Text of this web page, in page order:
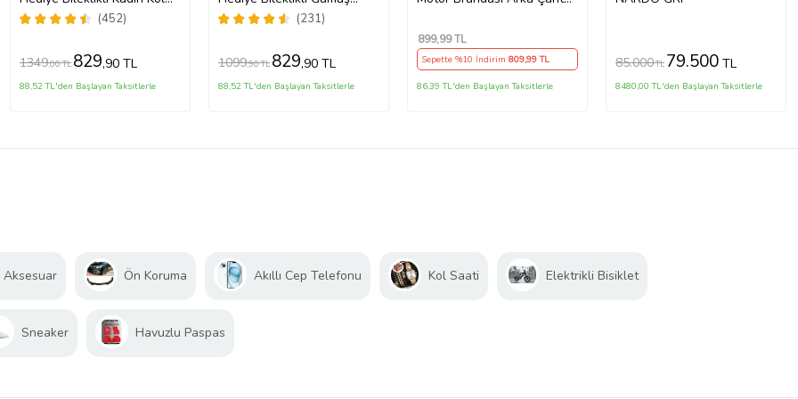
Saati Özel Kutusunda (Gold)
(452)
1349,00 TL 829,90 TL
88,52 TL'den Başlayan Taksitlerle
Kadın Kol Saati Özel
(231)
1099,90 TL 829,90 TL
88,52 TL'den Başlayan Taksitlerle
899,99 TL
Sepette %10 İndirim809,99 TL
86,39 TL'den Başlayan Taksitlerle
85.000TL 79.500 TL
8480,00 TL'den Başlayan Taksitlerle
Aksesuar Ön Koruma Akıllı Cep Telefonu Kol Saati Elektrikli Bisiklet
Sneaker Havuzlu Paspas